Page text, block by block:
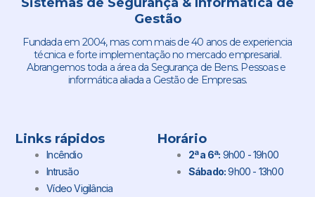
Gestão
Fundada em 2004, mas com mais de 40 anos de experiencia
técnica e forte implementação no mercado empresarial.
Abrangemos toda a área da Segurança de Bens. Pessoas e
informática aliada a Gestão de Empresas.
Links rápidos
Incêndio
Intrusão
Vídeo Vigilância
Horário
2ª a 6ª: 9h00 - 19h00
Sábado:9h00 - 13h00